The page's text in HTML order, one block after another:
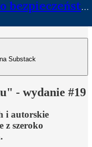
Na celowniku - słowem o bezpieczeństwie
Substack
- wydanie #19
i autorskie
z szeroko